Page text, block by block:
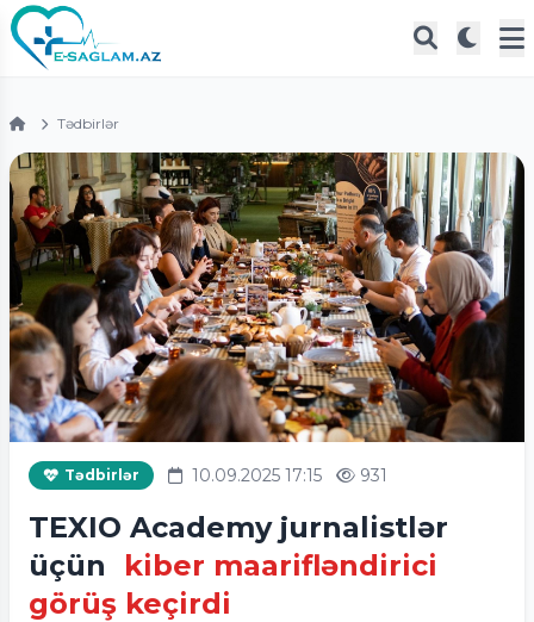
Tədbirlər
Tədbirlər 10.09.2025 17:15 931
TEXIO Academy jurnalistlər
üçün
kiber maarifləndirici
görüş keçirdi